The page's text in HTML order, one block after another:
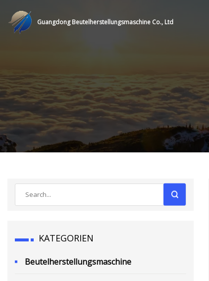
Guangdong Beutelherstellungsmaschine Co., Ltd
KATEGORIEN
Beutelherstellungsmaschine